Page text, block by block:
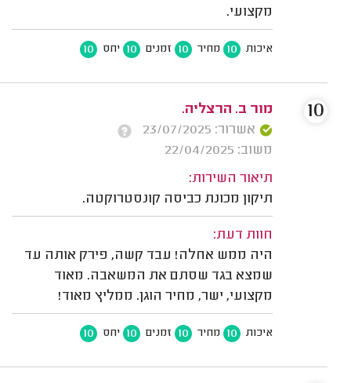
מקצועי.
איכות 10 מחיר 10 זמנים 10 יחס 10
מור ב. הרצליה.
אשרור: 23/07/2025
משוב: 22/04/2025
תיאור השירות:
תיקון מכונת כביסה קונסטרוקטה.
חוות דעת:
היה ממש אחלה! עבד קשה, פירק אותה עד
שמצא בגד שסתם את המשאבה. מאוד
מקצועי, ישר, מחיר הוגן. ממליץ מאוד!
איכות 10 מחיר 10 זמנים 10 יחס 10
10